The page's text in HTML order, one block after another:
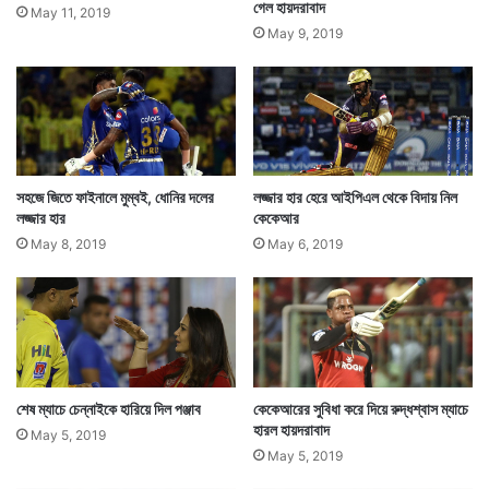
বিশাল রান নয়। তবে খুব ফেলে দেওয়ার মত টোটালও নয়। তাড়া
করতে নেমে তাই মেপে খেলার সিদ্ধান্ত নেয় রাজস্থান। হিসেবি
ব্যাটিংয়ে রান উঠতে থাকে কাঙ্ক্ষিত লক্ষ্যকে তাড়া করে। শুরুতেই
লিভিংস্টোন ও রাহানে জুটি বুঝিয়ে দেয় তারা এদিন ম্যাচ জিততে
নেমেছে। জয়ের ভিত গড়ে দেন ওই ২ ওপেনার।
’
May 11, 2019
গেল হায়দরাবাদ
May 9, 2019
সহজে জিতে ফাইনালে মুম্বই, ধোনির দলের
লজ্জার হার
May 8, 2019
লজ্জার হার হেরে আইপিএল থেকে বিদায় নিল
কেকেআর
May 6, 2019
শেষ ম্যাচে চেন্নাইকে হারিয়ে দিল পঞ্জাব
May 5, 2019
কেকেআরের সুবিধা করে দিয়ে রুদ্ধশ্বাস ম্যাচে
হারল হায়দরাবাদ
May 5, 2019